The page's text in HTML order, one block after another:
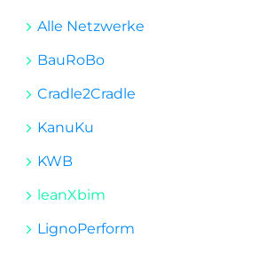
Alle Netzwerke
BauRoBo
Cradle2Cradle
KanuKu
KWB
leanXbim
LignoPerform